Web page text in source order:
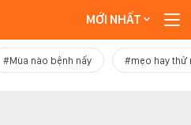
MỚI NHẤT
#Mùa nào bệnh nấy #mẹo hay thử